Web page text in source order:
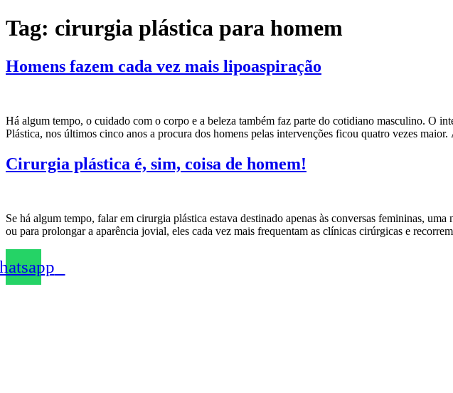
Ir
para
conteúdo
Tag: cirurgia plástica para homem
Homens fazem cada vez mais lipoaspiração
Há algum tempo, o cuidado com o corpo e a beleza também faz parte do cotidiano masculino. O
Plástica, nos últimos cinco anos a procura dos homens pelas intervenções ficou quatro vezes
Cirurgia plástica é, sim, coisa de homem!
Se há algum tempo, falar em cirurgia plástica estava destinado apenas às conversas femininas,
ou para prolongar a aparência jovial, eles cada vez mais frequentam as clínicas cirúrgicas e